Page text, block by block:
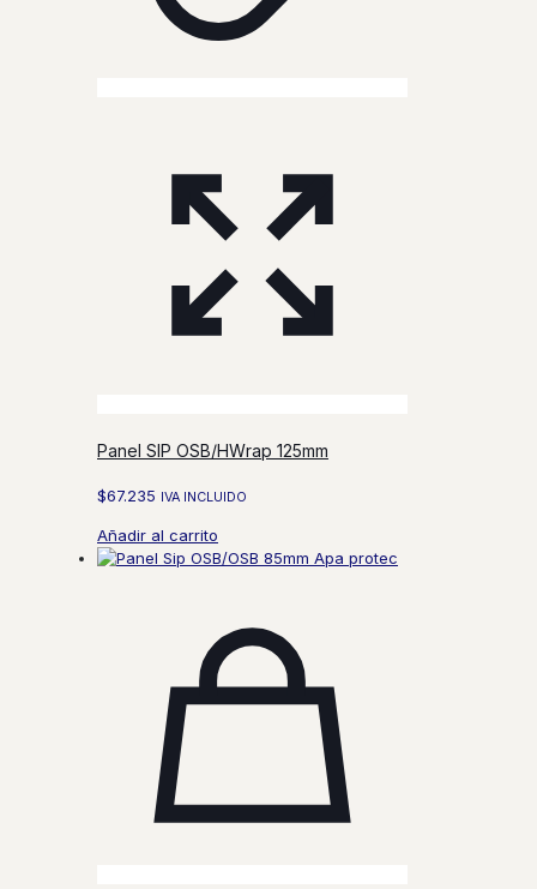
Panel SIP OSB/HWrap 125mm
$67.235 IVA INCLUIDO
Añadir al carrito